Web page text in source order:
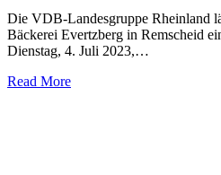
Die VDB-Landesgruppe Rheinland
Bäckerei Evertzberg in Remscheid
Dienstag, 4. Juli 2023,…
Read More